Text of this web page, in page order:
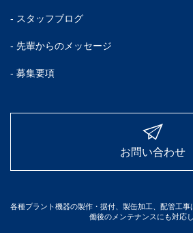
- スタッフブログ
- 先輩からのメッセージ
- 募集要項
お問い合わせ
各種プラント機器の製作・据付、製缶加工、配管工
働後のメンテナンスにも対応し